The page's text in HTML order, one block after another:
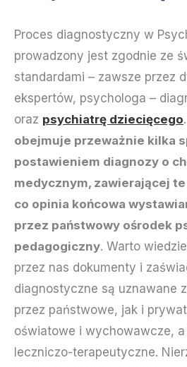
Proces diagnostyczny w
prowadzony jest zgodnie ze
standardami – zawsze przez
ekspertów, psychologa –
oraz psychiatrę dziecięcego.
obejmuje przeważnie kilka
postawieniem diagnozy o
medycznym, zawierającej
co opinia końcowa
przez państwowy ośrodek
pedagogiczny. Warto
przez nas dokumenty i
diagnostyczne są uznawane
przez państwowe, jak i
oświatowe i wychowawcze,
leczniczo-terapeutyczne.